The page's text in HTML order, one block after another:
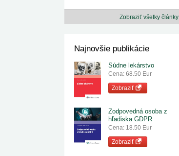
Zobraziť všetky články
Najnovšie publikácie
Súdne lekárstvo
Cena: 68.50 Eur
Zobraziť
Zodpovedná osoba z
hľadiska GDPR
Cena: 18.50 Eur
Zobraziť